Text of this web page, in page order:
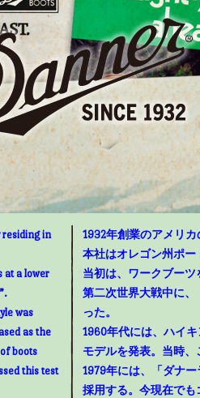
residing in
at a lower
was
as the
boots
this test
1932年創業のアメリ
本社はオレゴン州ポー
当初は、ワークブーツ
第二次世界大戦中に
った。
1960年代には、ハイ
モデルを発表。当時、
1979年には、「ダナ
採用する。今現在で